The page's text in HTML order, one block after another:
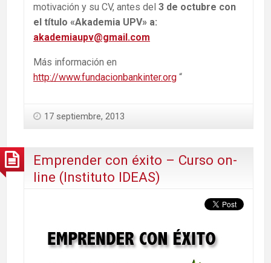
motivación y su CV, antes del 3 de octubre con
el título «Akademia UPV» a:
akademiaupv@gmail.com
Más información en
http://www.fundacionbankinter.org “
17 septiembre, 2013
Emprender con éxito – Curso on-
line (Instituto IDEAS)